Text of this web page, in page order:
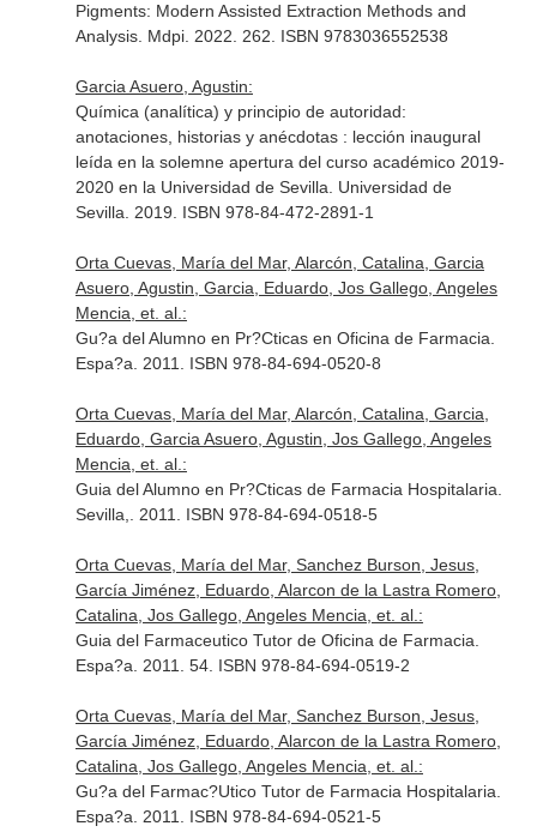
Pigments: Modern Assisted Extraction Methods and
Analysis. Mdpi. 2022. 262. ISBN 9783036552538
Garcia Asuero, Agustin:
Química (analítica) y principio de autoridad:
anotaciones, historias y anécdotas : lección inaugural
leída en la solemne apertura del curso académico 2019-
2020 en la Universidad de Sevilla. Universidad de
Sevilla. 2019. ISBN 978-84-472-2891-1
Orta Cuevas, María del Mar, Alarcón, Catalina, Garcia
Asuero, Agustin, Garcia, Eduardo, Jos Gallego, Angeles
Mencia, et. al.:
Gu?a del Alumno en Pr?Cticas en Oficina de Farmacia.
Espa?a. 2011. ISBN 978-84-694-0520-8
Orta Cuevas, María del Mar, Alarcón, Catalina, Garcia,
Eduardo, Garcia Asuero, Agustin, Jos Gallego, Angeles
Mencia, et. al.:
Guia del Alumno en Pr?Cticas de Farmacia Hospitalaria.
Sevilla,. 2011. ISBN 978-84-694-0518-5
Orta Cuevas, María del Mar, Sanchez Burson, Jesus,
García Jiménez, Eduardo, Alarcon de la Lastra Romero,
Catalina, Jos Gallego, Angeles Mencia, et. al.:
Guia del Farmaceutico Tutor de Oficina de Farmacia.
Espa?a. 2011. 54. ISBN 978-84-694-0519-2
Orta Cuevas, María del Mar, Sanchez Burson, Jesus,
García Jiménez, Eduardo, Alarcon de la Lastra Romero,
Catalina, Jos Gallego, Angeles Mencia, et. al.:
Gu?a del Farmac?Utico Tutor de Farmacia Hospitalaria.
Espa?a. 2011. ISBN 978-84-694-0521-5